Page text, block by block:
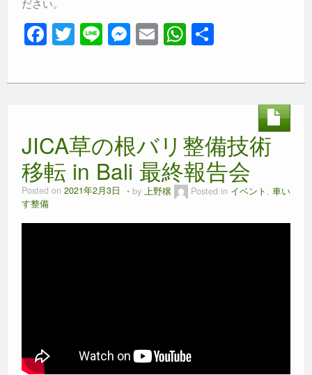
F
c
o
o
k
T
tt
Li
e
M
ss
g
er
E
ail
W
at
p
p
JICA草の根バリ整備技術
移転 in Bali 最終報告会
Posted on 2021年2月3日 by 上野穣 Posted in イベント
車い
す整備